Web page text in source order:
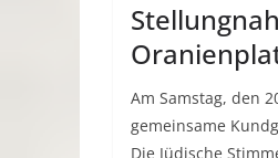
Am Samstag, den
gemeinsame
Die Jüdische